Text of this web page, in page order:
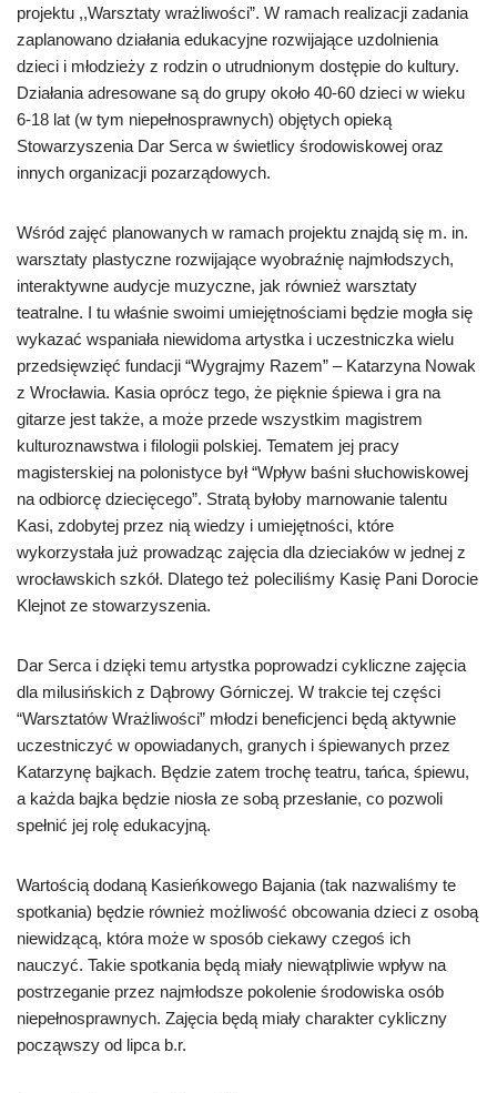
projektu ,,Warsztaty wrażliwości”. W ramach realizacji zadania
zaplanowano działania edukacyjne rozwijające uzdolnienia
dzieci i młodzieży z rodzin o utrudnionym dostępie do kultury.
Działania adresowane są do grupy około 40-60 dzieci w wieku
6-18 lat (w tym niepełnosprawnych) objętych opieką
Stowarzyszenia Dar Serca w świetlicy środowiskowej oraz
innych organizacji pozarządowych.
Wśród zajęć planowanych w ramach projektu znajdą się m. in.
warsztaty plastyczne rozwijające wyobraźnię najmłodszych,
interaktywne audycje muzyczne, jak również warsztaty
teatralne. I tu właśnie swoimi umiejętnościami będzie mogła się
wykazać wspaniała niewidoma artystka i uczestniczka wielu
przedsięwzięć fundacji “Wygrajmy Razem” – Katarzyna Nowak
z Wrocławia. Kasia oprócz tego, że pięknie śpiewa i gra na
gitarze jest także, a może przede wszystkim magistrem
kulturoznawstwa i filologii polskiej. Tematem jej pracy
magisterskiej na polonistyce był “Wpływ baśni słuchowiskowej
na odbiorcę dziecięcego”. Stratą byłoby marnowanie talentu
Kasi, zdobytej przez nią wiedzy i umiejętności, które
wykorzystała już prowadząc zajęcia dla dzieciaków w jednej z
wrocławskich szkół. Dlatego też poleciliśmy Kasię Pani Dorocie
Klejnot ze stowarzyszenia.
Dar Serca i dzięki temu artystka poprowadzi cykliczne zajęcia
dla milusińskich z Dąbrowy Górniczej. W trakcie tej części
“Warsztatów Wrażliwości” młodzi beneficjenci będą aktywnie
uczestniczyć w opowiadanych, granych i śpiewanych przez
Katarzynę bajkach. Będzie zatem trochę teatru, tańca, śpiewu,
a każda bajka będzie niosła ze sobą przesłanie, co pozwoli
spełnić jej rolę edukacyjną.
Wartością dodaną Kasieńkowego Bajania (tak nazwaliśmy te
spotkania) będzie również możliwość obcowania dzieci z osobą
niewidzącą, która może w sposób ciekawy czegoś ich
nauczyć. Takie spotkania będą miały niewątpliwie wpływ na
postrzeganie przez najmłodsze pokolenie środowiska osób
niepełnosprawnych. Zajęcia będą miały charakter cykliczny
począwszy od lipca b.r.